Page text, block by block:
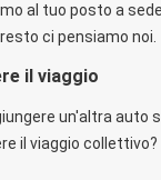
al tuo posto a
ci pensiamo noi.
il viaggio
un'altra auto
il viaggio collettivo?